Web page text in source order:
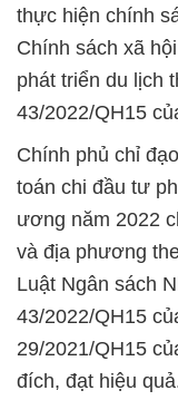
thực hiện chính
Chính sách xã
phát triển du lịch
43/2022/QH15
Chính phủ chỉ
toán chi đầu tư
ương năm 2022
và địa phương
Luật Ngân sách
43/2022/QH15
29/2021/QH15
đích, đạt hiệu